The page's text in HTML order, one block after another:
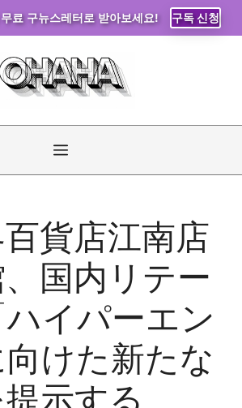
료 구뉴스레터로 받아보세요! 구독 신청
メ
ュ
ー
貨店江南店
国内リテー
イパーエン
向けた新たな
示する